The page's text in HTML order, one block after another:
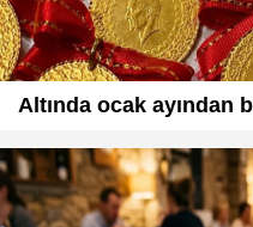
Altında ocak ayından